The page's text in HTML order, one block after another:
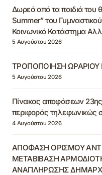
Δωρεά από τα παιδιά του
Summer” του
Κοινωνικό Κατάστημα
5 Αυγούστου 2026
ΤΡΟΠΟΠΟΙΗΣΗ ΩΡΑΡΙΟΥ
5 Αυγούστου 2026
Πίνακας αποφάσεων
περιφοράς τηλεφωνικώς
4 Αυγούστου 2026
ΑΠΟΦΑΣΗ ΟΡΙΣΜΟΥ
ΜΕΤΑΒΙΒΑΣΗ
ΑΝΑΠΛΗΡΩΣΗΣ